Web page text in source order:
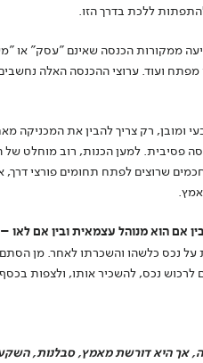
ללכת בדרך הזו.
ממקורות הכנסה שאינם "עסק" או
מפתח ועוד. ערוצי ההכנסה האלה
ומובן, רק צריך להבין את המכניקה
פסיבית. למען הכנות, רוב מוחלט
שרוצים לפתח תחומים פורצי
הוא מנוהל עצמאית ובין אם לאו –
על נכס כלשהו והשכרתו לאחר. מן
לרכוש נכס, להשכיר אותו, ולצפות
אך היא דורשת מאמץ, סבלנות,